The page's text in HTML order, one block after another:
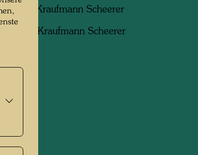
Foto Kraufmann Scheerer
Kraufmann Scheerer